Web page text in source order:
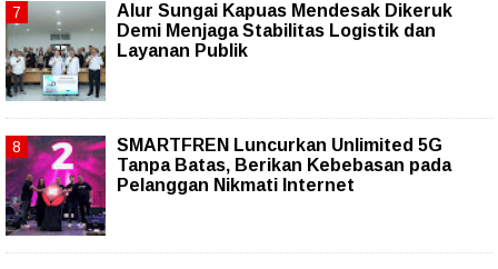
Alur Sungai Kapuas Mendesak Dikeruk
Demi Menjaga Stabilitas Logistik dan
Layanan Publik
SMARTFREN Luncurkan Unlimited 5G
Tanpa Batas, Berikan Kebebasan pada
Pelanggan Nikmati Internet